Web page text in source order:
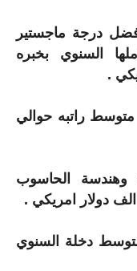
درجة ماجستير
السنوي بخبره
متوسط راتبه حوالي
وهندسة الحاسوب
دخلة السنوي